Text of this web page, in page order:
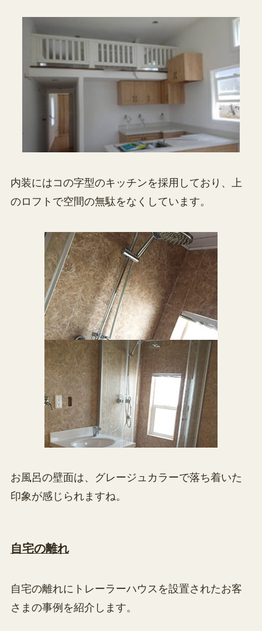
内装にはコの字型のキッチンを採用しており、上
のロフトで空間の無駄をなくしています。
お風呂の壁面は、グレージュカラーで落ち着いた
印象が感じられますね。
自宅の離れ
自宅の離れにトレーラーハウスを設置されたお客
さまの事例を紹介します。